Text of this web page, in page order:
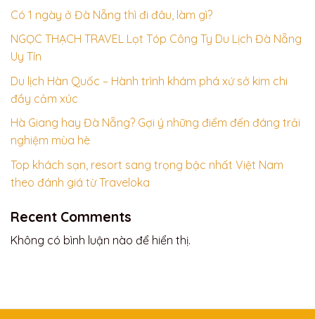
Có 1 ngày ở Đà Nẵng thì đi đâu, làm gì?
NGỌC THẠCH TRAVEL Lọt Tóp Công Ty Du Lịch Đà Nẵng
Uy Tín
Du lịch Hàn Quốc – Hành trình khám phá xứ sở kim chi
đầy cảm xúc
Hà Giang hay Đà Nẵng? Gợi ý những điểm đến đáng trải
nghiệm mùa hè
Top khách sạn, resort sang trọng bậc nhất Việt Nam
theo đánh giá từ Traveloka
Recent Comments
Không có bình luận nào để hiển thị.